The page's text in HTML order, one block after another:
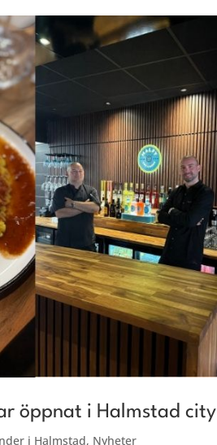
öppnat i Halmstad city
i Halmstad, Nyheter